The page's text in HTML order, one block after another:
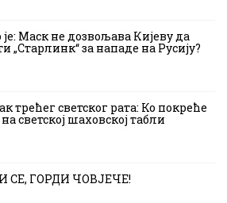
је: Маск не дозвољава Кијеву да
„Старлинк“ за нападе на Русију?
трећег светског рата: Ко покреће
светској шаховској табли
СЕ, ГОРДИ ЧОВЈЕЧЕ!